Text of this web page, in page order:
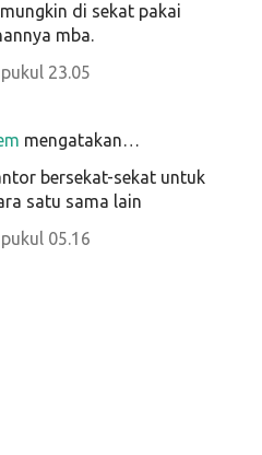
di sekat pakai
mba.
23.05
mengatakan…
bersekat-sekat untuk
satu sama lain
05.16